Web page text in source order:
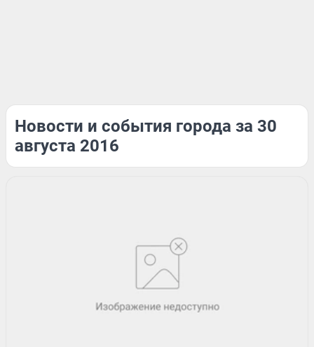
Новости и события города за 30
августа 2016